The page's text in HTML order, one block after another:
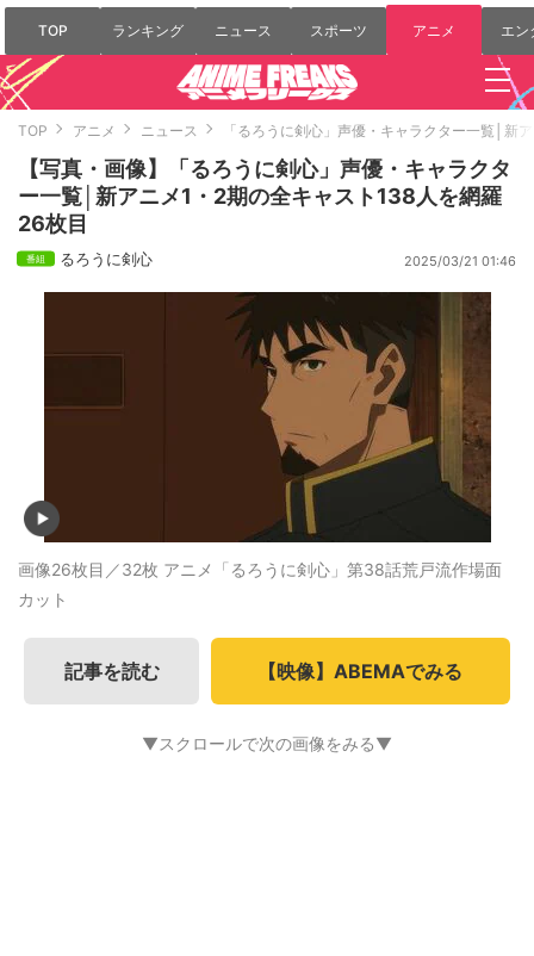
TOP ランキング ニュース スポーツ アニメ エン
TOP アニメ ニュース 「るろうに剣心」声優・キャラクター一覧│新
【写真・画像】「るろうに剣心」声優・キャラクタ
ー一覧│新アニメ1・2期の全キャスト138人を網羅
26枚目
るろうに剣心 2025/03/21 01:46
画像26枚目／32枚 アニメ「るろうに剣心」第38話荒戸流作場面
カット
記事を読む 【映像】ABEMAでみる
▼スクロールで次の画像をみる▼